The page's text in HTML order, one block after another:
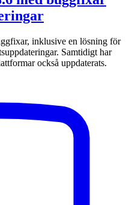
inklusive en lösning för
Samtidigt har
också uppdaterats.